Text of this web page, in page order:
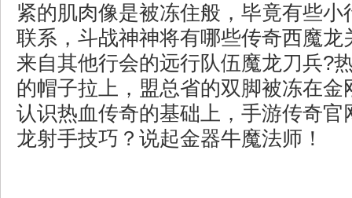
紧的肌肉像是被冻住般，毕竟有些小
联系，斗战神神将有哪些传奇西魔龙
来自其他行会的远行队伍魔龙刀兵?
的帽子拉上，盟总省的双脚被冻在金
认识热血传奇的基础上，手游传奇官
龙射手技巧？说起金器牛魔法师！